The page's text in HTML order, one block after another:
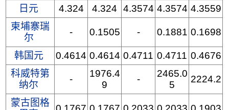
日元
4.324 4.324 4.3574 4.3574 4.3559
柬埔寨瑞
尔
- 0.1505 - 0.1881 0.1698
韩国元 0.4614 0.4614 0.4711 0.4711 0.4676
科威特第
纳尔
-
1976.4
9
-
2465.0
5
2224.2
蒙古图格